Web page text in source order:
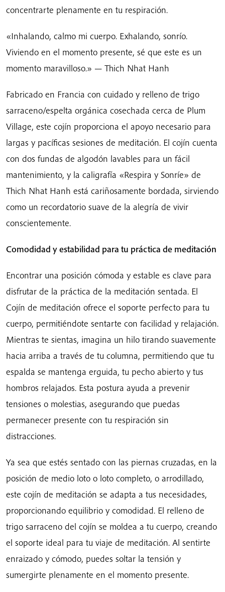
concentrarte plenamente en tu respiración.
«Inhalando, calmo mi cuerpo. Exhalando, sonrío.
Viviendo en el momento presente, sé que este es un
momento maravilloso.» — Thich Nhat Hanh
Fabricado en Francia con cuidado y relleno de trigo
sarraceno/espelta orgánica cosechada cerca de Plum
Village, este cojín proporciona el apoyo necesario para
largas y pacíficas sesiones de meditación. El cojín cuenta
con dos fundas de algodón lavables para un fácil
mantenimiento, y la caligrafía «Respira y Sonríe» de
Thich Nhat Hanh está cariñosamente bordada, sirviendo
como un recordatorio suave de la alegría de vivir
conscientemente.
Comodidad y estabilidad para tu práctica de meditación
Encontrar una posición cómoda y estable es clave para
disfrutar de la práctica de la meditación sentada. El
Cojín de meditación ofrece el soporte perfecto para tu
cuerpo, permitiéndote sentarte con facilidad y relajación.
Mientras te sientas, imagina un hilo tirando suavemente
hacia arriba a través de tu columna, permitiendo que tu
espalda se mantenga erguida, tu pecho abierto y tus
hombros relajados. Esta postura ayuda a prevenir
tensiones o molestias, asegurando que puedas
permanecer presente con tu respiración sin
distracciones.
Ya sea que estés sentado con las piernas cruzadas, en la
posición de medio loto o loto completo, o arrodillado,
este cojín de meditación se adapta a tus necesidades,
proporcionando equilibrio y comodidad. El relleno de
trigo sarraceno del cojín se moldea a tu cuerpo, creando
el soporte ideal para tu viaje de meditación. Al sentirte
enraizado y cómodo, puedes soltar la tensión y
sumergirte plenamente en el momento presente.